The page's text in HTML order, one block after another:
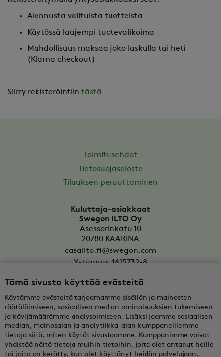
Alennusta valituista tuotteista
Käytössä laajempi tuotevalikoima
Mahdollisuus maksaa joko laskulla tai heti
(Klarna checkout)
Siirry rekisteröintiin tästä
Toimitusehdot
Tietosuojaseloste
Tilauksen peruuttaminen
Kuluttaja-asiakkaat
Swegon ILTO Oy
Asessorinkatu 10
20780 KAARINA
casailto.fi@swegon.com
Y-tunnus: 1615732-8
Yritysasiakkaat
Oy Swegon Ab
Bertel Jungin aukio 7
FI-02600 ESPOO
tekninentuki@swegon.fi
Y-tunnus: 0108352-2
Tämä sivusto käyttää evästeitä
Käytämme evästeitä tarjoamamme sisällön ja mainosten
räätälöimiseen, sosiaalisen median ominaisuuksien tukemiseen
ja kävijämäärämme analysoimiseen. Lisäksi jaamme sosiaalisen
median, mainosalan ja analytiikka-alan kumppaneillemme
tietoja siitä, miten käytät sivustoamme. Kumppanimme voivat
yhdistää näitä tietoja muihin tietoihin, joita olet antanut heille
tai joita on kerätty, kun olet käyttänyt heidän palvelujaan.